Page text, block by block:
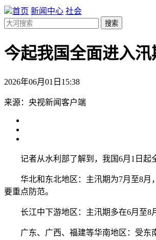
首页 新闻中心 社会
搜索
今起我国全面进入
2026年06月01日15:38
来源：央视新闻客户端
记者从水利部了解到，我国6月1日起
华北和东北地区：主汛期为7月至8月，
要重点防范。
长江中下游地区：主汛期多在6月至8月
广东、广西、福建等华南地区：受东南